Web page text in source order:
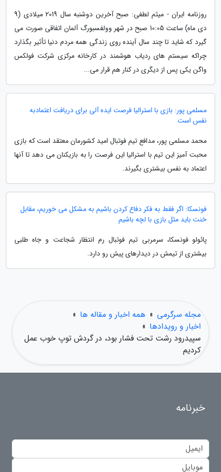
روزنامه ایران - میثم لطفی: صبح آخرین دوشنبه سال 2019 میلادی (9
دی ماه) ساعت 10:05 صبح در شهر وولفسبورگ آلمان اتفاقی صورت می
گیرد که شاید تا چند سال آینده روی زندگی همه مردم دنیا تأثیر بگذارد
چراکه سیستم های ردیاب هوشمند در کارخانه مرکزی شرکت فولکس
واگن یکی پس از دیگری در کنار هم قرار می...
مسلمی پور: بازی با استرالیا فرصت ایده آلی برای دریافت اعتمادبه
نفس است
محمد مسلمی پور، مدافع تیم فوتبال امید کشورمان معتقد است که بازی
محبت آمیز این تیم با استرالیا این فرصت را به بازیکنان می دهد تا آنها
اعتماد به نفس بیشتری بگیرند.
فونسکا: اگر فقط به فکر دفاع کردن باشیم به مشکل می خوریم، مقابل
خنت باید مثل بازی با لچه باشیم
پائولو فونسکا، سرمربی تیم فوتبال رم انتظار شجاعت و جاه طلبی
بیشتری از تیمش در دیدارهای پیش رو دارد.
مجله سرگرمی » همه اخبار و مقاله ها »
اخبار و رویدادها »
سپیدرود رشت تحت فشار بود، در گردش توپ خوب عمل
کردیم
خبرنامه